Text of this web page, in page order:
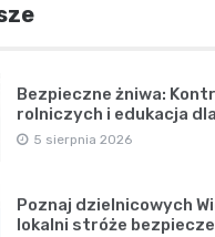
Bezpieczne żniwa:
rolniczych i edukacja
5 sierpnia 2026
Poznaj dzielnicowych
lokalni stróże